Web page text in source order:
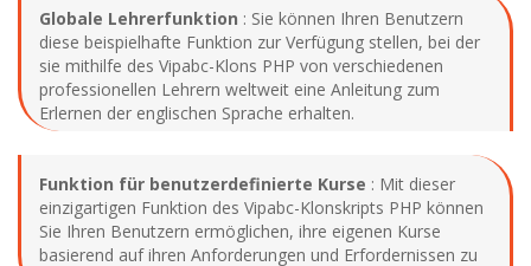
Globale Lehrerfunktion : Sie können Ihren Benutzern
diese beispielhafte Funktion zur Verfügung stellen, bei der
sie mithilfe des Vipabc-Klons PHP von verschiedenen
professionellen Lehrern weltweit eine Anleitung zum
Erlernen der englischen Sprache erhalten.
Funktion für benutzerdefinierte Kurse : Mit dieser
einzigartigen Funktion des Vipabc-Klonskripts PHP können
Sie Ihren Benutzern ermöglichen, ihre eigenen Kurse
basierend auf ihren Anforderungen und Erfordernissen zu